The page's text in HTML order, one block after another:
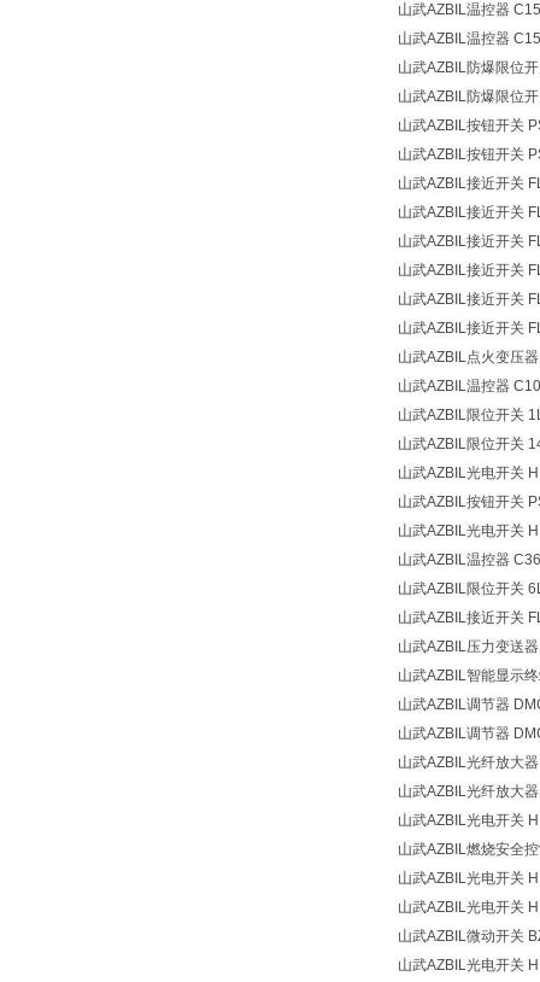
山武AZBIL温控器
山武AZBIL温控器
山武AZBIL防爆限位
山武AZBIL防爆限位
山武AZBIL按钮开关
山武AZBIL按钮开关
山武AZBIL接近开关
山武AZBIL接近开关
山武AZBIL接近开关
山武AZBIL接近开关
山武AZBIL接近开关
山武AZBIL接近开关
山武AZBIL点火变压
山武AZBIL温控器
山武AZBIL限位开关
山武AZBIL限位开关
山武AZBIL光电开关
山武AZBIL按钮开关
山武AZBIL光电开关
山武AZBIL温控器
山武AZBIL限位开关
山武AZBIL接近开关
山武AZBIL压力变送
山武AZBIL智能显示
山武AZBIL调节器
山武AZBIL调节器
山武AZBIL光纤放大
山武AZBIL光纤放大
山武AZBIL光电开关
山武AZBIL燃烧安全
山武AZBIL光电开关
山武AZBIL光电开关
山武AZBIL微动开关
山武AZBIL光电开关